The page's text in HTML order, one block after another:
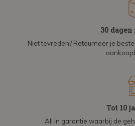
30
Niet tevreden? Retourneer je
Tot 10
All in garantie waarbij de